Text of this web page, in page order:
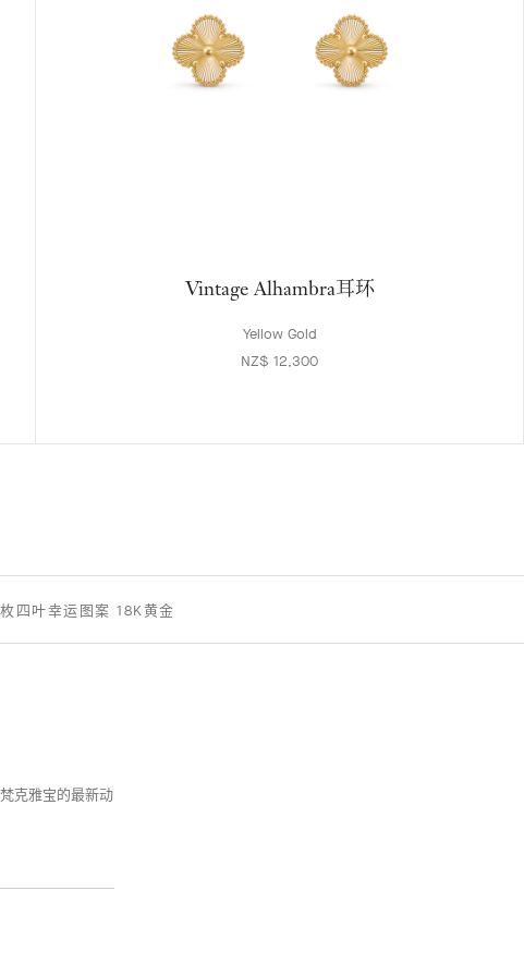
Vintage Alhambra耳环
Yellow Gold
NZ$ 12,300
四叶幸运图案 18K黄金
克雅宝的最新动